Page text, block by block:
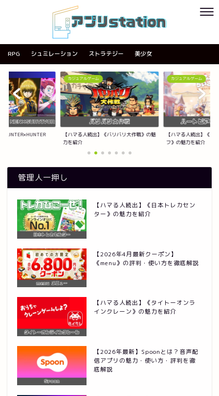
RPG シュミレーション ストラテジー 美少女
HUNTER×HUNTER
カジュアルゲーム
【ハマる人続出】《バリバリ大作戦》の魅
力を紹介
カジュアルゲーム
【ハマる人続出】《ハ
フ》の魅力を紹介
管理人一押し
【ハマる人続出】《日本トレカセン
ター》の魅力を紹介
【2026年4月最新クーポン】
《menu》の評判・使い方を徹底解説
【ハマる人続出】《タイトーオンラ
インクレーン》の魅力を紹介
【2026年最新】Spoonとは？音声配
信アプリの魅力・使い方・評判を徹
底解説